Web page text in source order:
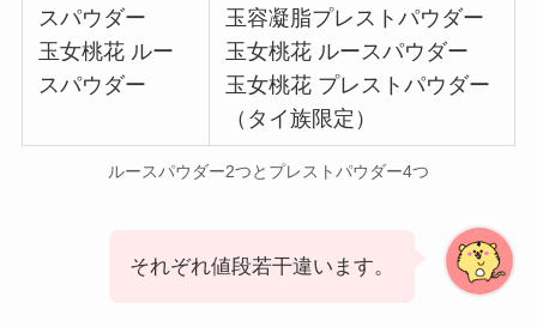
スパウダー
玉女桃花 ルー
スパウダー
玉容凝脂プレストパウダー
玉女桃花 ルースパウダー
玉女桃花 プレストパウダー
（タイ族限定）
ルースパウダー2つとプレストパウダー4つ
それぞれ値段若干違います。